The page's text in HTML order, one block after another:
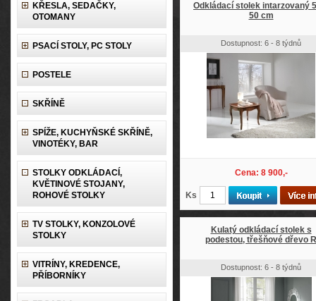
KŘESLA, SEDAČKY,
OTOMANY
PSACÍ STOLY, PC STOLY
POSTELE
SKŘÍNĚ
SPÍŽE, KUCHYŇSKÉ SKŘÍNĚ,
VINOTÉKY, BAR
STOLKY ODKLÁDACÍ,
KVĚTINOVÉ STOJANY,
ROHOVÉ STOLKY
TV STOLKY, KONZOLOVÉ
STOLKY
VITRÍNY, KREDENCE,
PŘÍBORNÍKY
Odkládací stolek intarzovaný
50 cm
Dostupnost: 6 - 8 týdnů
Cena: 8 900,-
Ks
Kulatý odkládací stolek s
podestou, třešňové dřevo R
Dostupnost: 6 - 8 týdnů